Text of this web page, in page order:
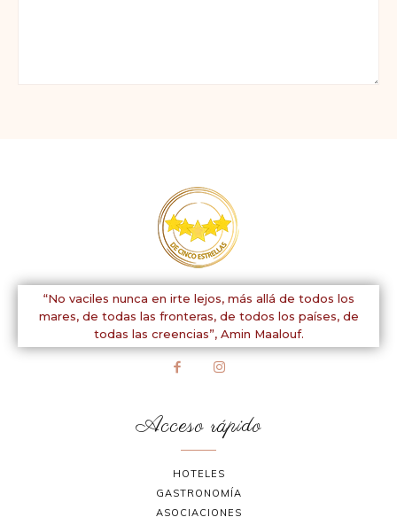
“No vaciles nunca en irte lejos, más allá de todos los
mares, de todas las fronteras, de todos los países, de
todas las creencias”, Amin Maalouf.
Acceso rápido
HOTELES
GASTRONOMÍA
ASOCIACIONES